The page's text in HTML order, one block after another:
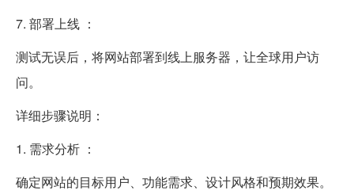
7. 部署上线 ：
测试无误后，将网站部署到线上服务器，让全球用户访
问。
详细步骤说明：
1. 需求分析 ：
确定网站的目标用户、功能需求、设计风格和预期效果。